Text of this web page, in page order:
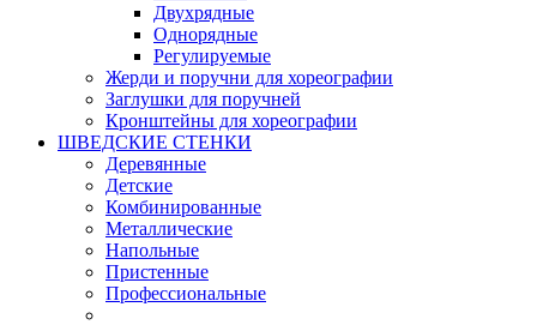
Двухрядные
Однорядные
Регулируемые
Жерди и поручни для хореографии
Заглушки для поручней
Кронштейны для хореографии
ШВЕДСКИЕ СТЕНКИ
Деревянные
Детские
Комбинированные
Металлические
Напольные
Пристенные
Профессиональные